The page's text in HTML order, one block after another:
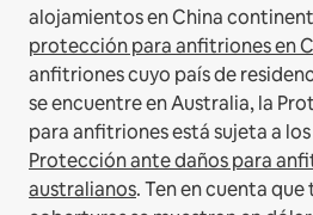
alojamientos en China
protección para anfitriones en
anfitriones cuyo país de
se encuentre en Australia, la
para anfitriones está sujeta a los
Protección ante daños para
australianos. Ten en cuenta